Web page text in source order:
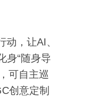
，让AI、
身“随身导
可自主巡
创意定制